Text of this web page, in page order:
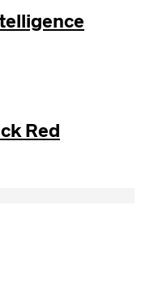
Red